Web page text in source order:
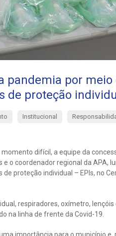
pandemia por meio
de proteção
Institucional
difícil, a equipe da
o coordenador regional da APA,
proteção individual – EPIs, no
respiradores, oxímetro, lençóis
na linha de frente da Covid-19.
importância para o município